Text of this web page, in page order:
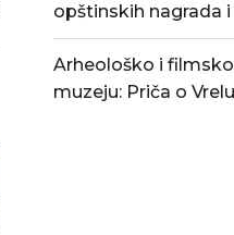
opštinskih nagrada
Arheološko i
muzeju: Priča o